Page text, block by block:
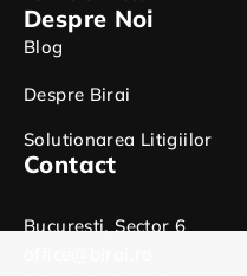
Despre Noi
Blog
Despre Birai
Solutionarea Litigiilor
Contact
Bucuresti, Sector 6